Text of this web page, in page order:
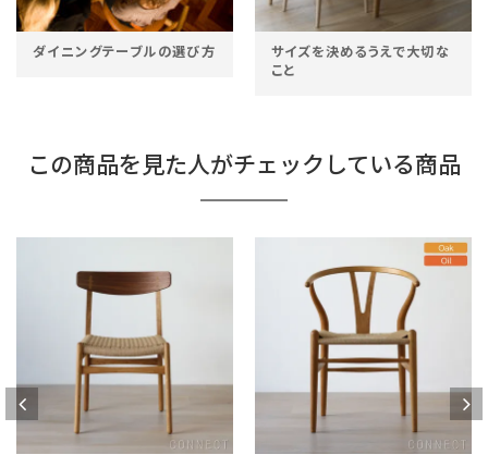
サイズを決めるうえで大切な
サイズ選びに困った時のおす
すめ
この商品を見た人がチェックしている商品